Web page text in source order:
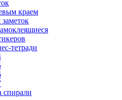
краем
тетради
спирали